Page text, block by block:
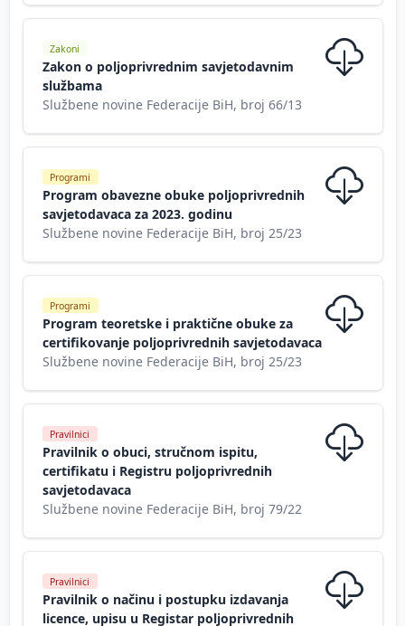
Zakoni
Zakon o poljoprivrednim savjetodavnim
službama
Službene novine Federacije BiH, broj 66/13
Programi
Program obavezne obuke poljoprivrednih
savjetodavaca za 2023. godinu
Službene novine Federacije BiH, broj 25/23
Programi
Program teoretske i praktične obuke za
certifikovanje poljoprivrednih savjetodavaca
Službene novine Federacije BiH, broj 25/23
Pravilnici
Pravilnik o obuci, stručnom ispitu,
certifikatu i Registru poljoprivrednih
savjetodavaca
Službene novine Federacije BiH, broj 79/22
Pravilnici
Pravilnik o načinu i postupku izdavanja
licence, upisu u Registar poljoprivrednih